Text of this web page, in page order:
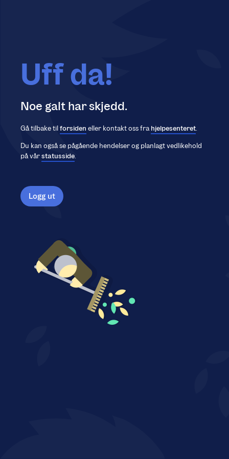
Uff da!
Noe galt har skjedd.
Gå tilbake tilforsiden eller kontakt oss frahjelpesenteret.
Du kan også se pågående hendelser og planlagt vedlikehold
på vårstatusside.
Logg ut